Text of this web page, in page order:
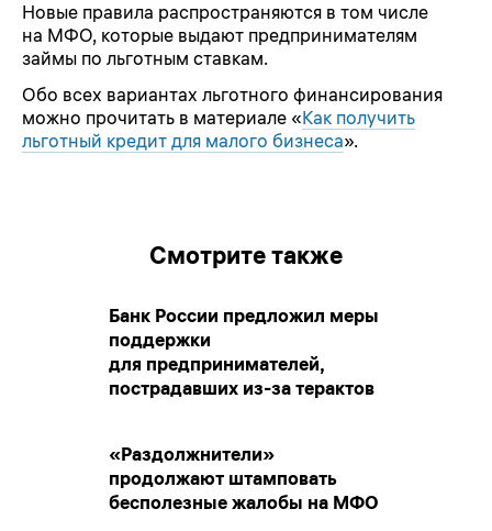
Новые правила распространяются в том числе
на МФО, которые выдают предпринимателям
займы по льготным ставкам.
Обо всех вариантах льготного финансирования
можно прочитать в материале «Как получить
льготный кредит для малого бизнеса».
Смотрите также
Банк России предложил меры
поддержки
для предпринимателей,
пострадавших из-за терактов
«Раздолжнители»
продолжают штамповать
бесполезные жалобы на МФО